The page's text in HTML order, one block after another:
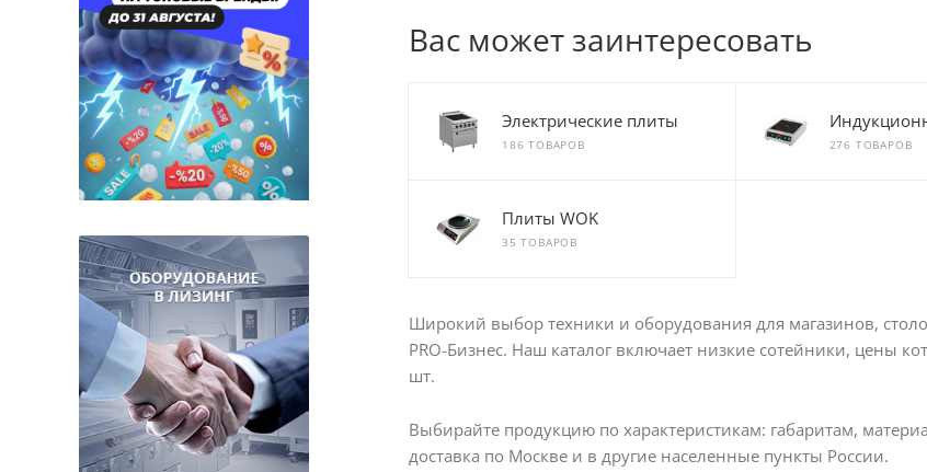
Вас может заинтересовать
Электрические плиты
186 ТОВАРОВ 276 ТОВАРОВ
Плиты WOK
35 ТОВАРОВ
Широкий выбор техники и оборудования для магазинов,
PRO-Бизнес. Наш каталог включает низкие сотейники, цены
шт.
Выбирайте продукцию по характеристикам: габаритам,
доставка по Москве и в другие населенные пункты России.